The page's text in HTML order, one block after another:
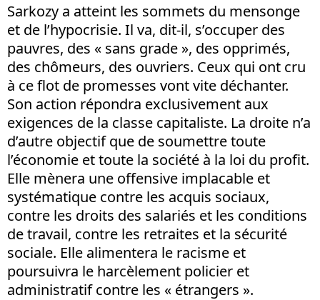
Sarkozy a atteint les sommets du mensonge
et de l’hypocrisie. Il va, dit-il, s’occuper des
pauvres, des « sans grade », des opprimés,
des chômeurs, des ouvriers. Ceux qui ont cru
à ce flot de promesses vont vite déchanter.
Son action répondra exclusivement aux
exigences de la classe capitaliste. La droite n’a
d’autre objectif que de soumettre toute
l’économie et toute la société à la loi du profit.
Elle mènera une offensive implacable et
systématique contre les acquis sociaux,
contre les droits des salariés et les conditions
de travail, contre les retraites et la sécurité
sociale. Elle alimentera le racisme et
poursuivra le harcèlement policier et
administratif contre les « étrangers ».